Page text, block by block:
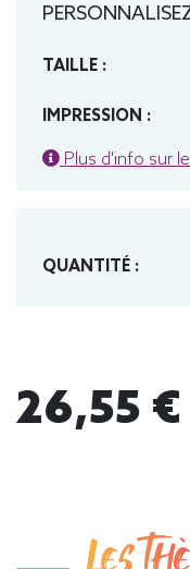
TAILLE :
IMPRESSION :
Plus d'info sur
QUANTITÉ :
26,55 €